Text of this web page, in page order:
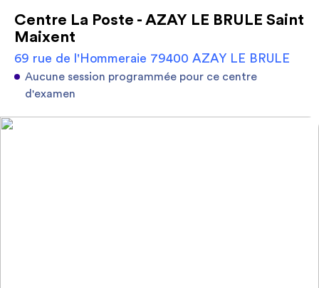
Centre La Poste - AZAY LE BRULE Saint
Maixent
69 rue de l'Hommeraie 79400 AZAY LE BRULE
Aucune session programmée pour ce centre
d'examen